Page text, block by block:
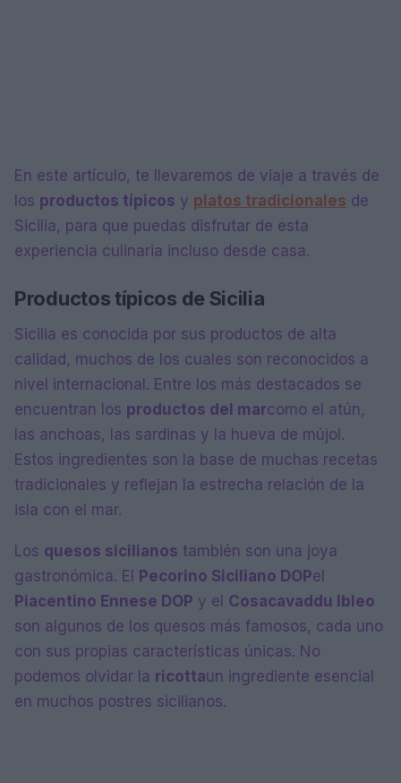
En este artículo, te llevaremos de viaje a través de
los productos típicos y platos tradicionales de
Sicilia, para que puedas disfrutar de esta
experiencia culinaria incluso desde casa.
Productos típicos de Sicilia
Sicilia es conocida por sus productos de alta
calidad, muchos de los cuales son reconocidos a
nivel internacional. Entre los más destacados se
encuentran los productos del marcomo el atún,
las anchoas, las sardinas y la hueva de mújol.
Estos ingredientes son la base de muchas recetas
tradicionales y reflejan la estrecha relación de la
isla con el mar.
Los quesos sicilianos también son una joya
gastronómica. El
Pecorino Siciliano DOPel
Piacentino Ennese DOP y el Cosacavaddu Ibleo
son algunos de los quesos más famosos, cada uno
con sus propias características únicas. No
podemos olvidar la ricottaun ingrediente esencial
en muchos postres sicilianos.